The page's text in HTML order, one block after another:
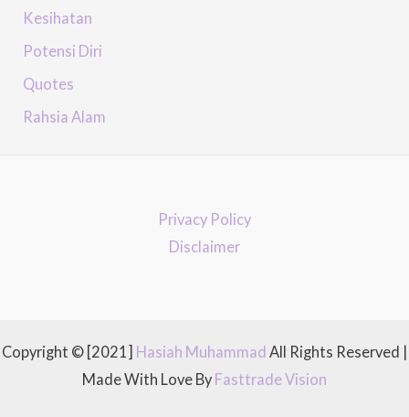
Kesihatan
Potensi Diri
Quotes
Rahsia Alam
Privacy Policy
Disclaimer
Copyright © [2021] Hasiah Muhammad All Rights Reserved |
Made With Love By Fasttrade Vision